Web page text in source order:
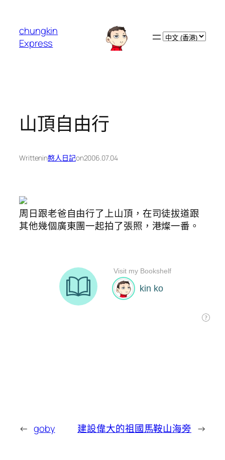
chungkin
Express
Choose
山頂自由行
Writtenin憨人日記on2006.07.04
周日跟老爸自由行了上山頂，在司徒拔道跟
其他幾個廣東團一起拍了張照，港燦一番。
← goby 建設偉大的祖國馬鞍山海旁 →